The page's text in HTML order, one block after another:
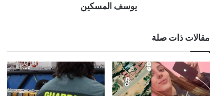
يوسف المسكين
مقالات ذات صلة